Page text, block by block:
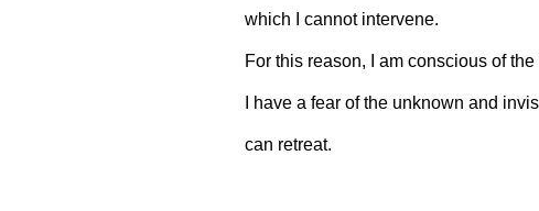
which I cannot intervene.
For this reason, I am conscious of
I have a fear of the unknown and
can retreat.